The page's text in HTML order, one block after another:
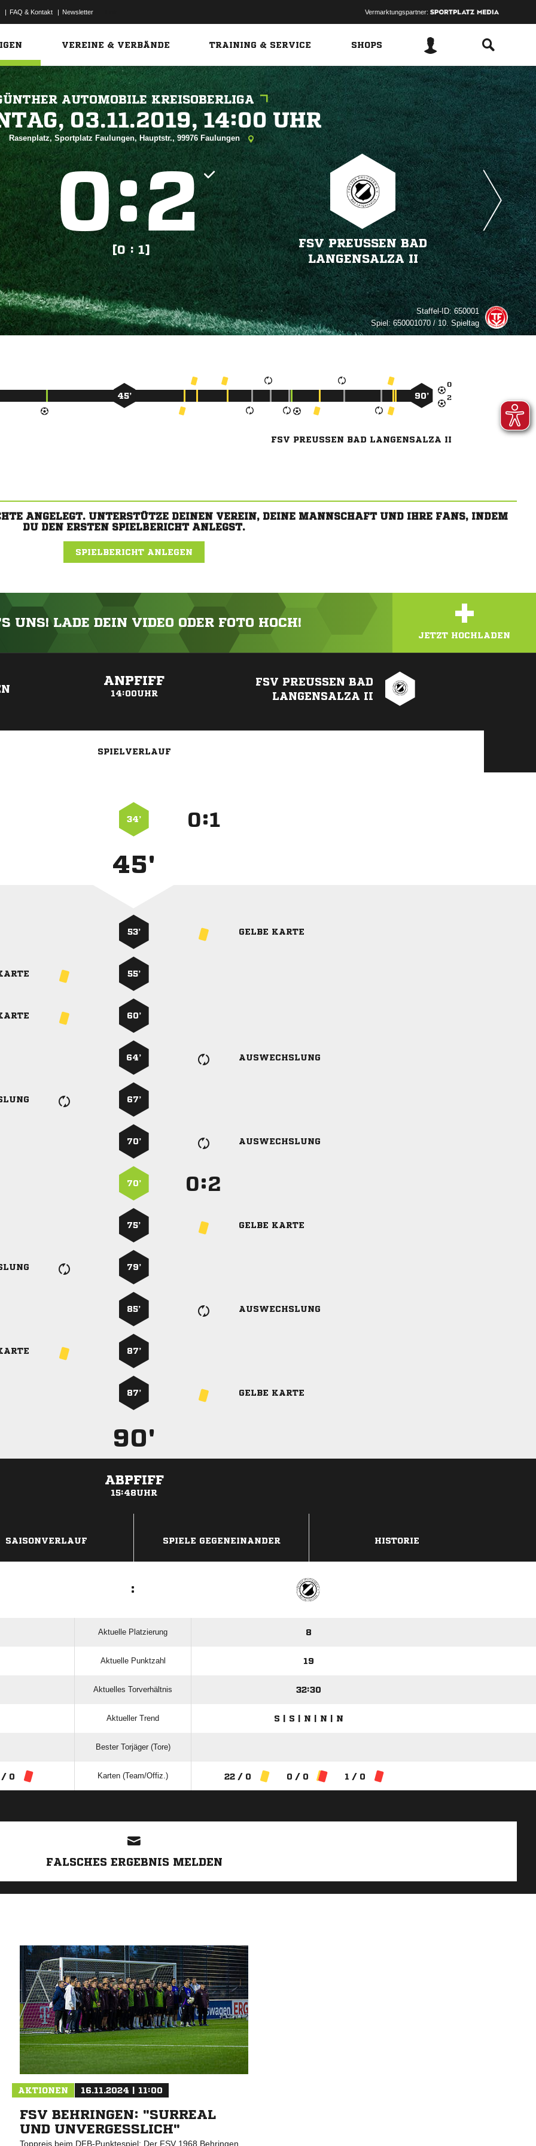
| FAQ & Kontakt | Newsletter Vermarktungspartner:
VEREINE & VERBÄNDE TRAINING & SERVICE SHOPS
AUTOMOBILE KREISOBERLIGA
  
Rasenplatz, Sportplatz Faulungen, Hauptstr., 99976 Faulungen
:
[0 : 1]
FSV PREUSSEN BAD L
ANGENSALZA II
Staffel-ID:650001
Spiel:650001070 / 10. Spieltag


45’ 90’
FSV PREUSSEN BAD LANGENSALZA II
ANGELEGT. UNTERSTÜTZE DEINEN VEREIN, DEINE MANNSCHAFT UND IHRE FANS, INDEM
DU DEN ERSTEN SPIELBERICHT ANLEGST.
SPIELBERICHT ANLEGEN
UNS! LADE DEIN VIDEO ODER FOTO HOCH! +
JETZT HOCHLADEN
ANPFIFF
14:00UHR
FSV PREUSSEN BAD L
ANGENSALZA II
SPIELVERLAUF
34’ :
45'
53’ GELBE KARTE
55’
60’
64’ AUSWECHSLUNG
67’
70’ AUSWECHSLUNG
70’ :
75’ GELBE KARTE
79’
85’ AUSWECHSLUNG
87’
87’ GELBE KARTE
90'
ABPFIFF
15:48UHR
SAISONVERLAUF SPIELE GEGENEINANDER HISTORIE
:
Aktuelle Platzierung 8
Aktuelle Punktzahl 19
Aktuelles Torverhältnis 32:30
Aktueller Trend S | S | N | N | N
Bester Torjäger (Tore)
/ 0 Karten (Team/Offiz.) 22 / 0 0 / 0 1 / 0
FALSCHES ERGEBNIS MELDEN
AKTIONEN 16.11.2024 | 11:00
FSV BEHRINGEN: "SURREAL
UND UNVERGESSLICH"
Toppreis beim DFB-Punktespiel: Der FSV 1968 Behringen